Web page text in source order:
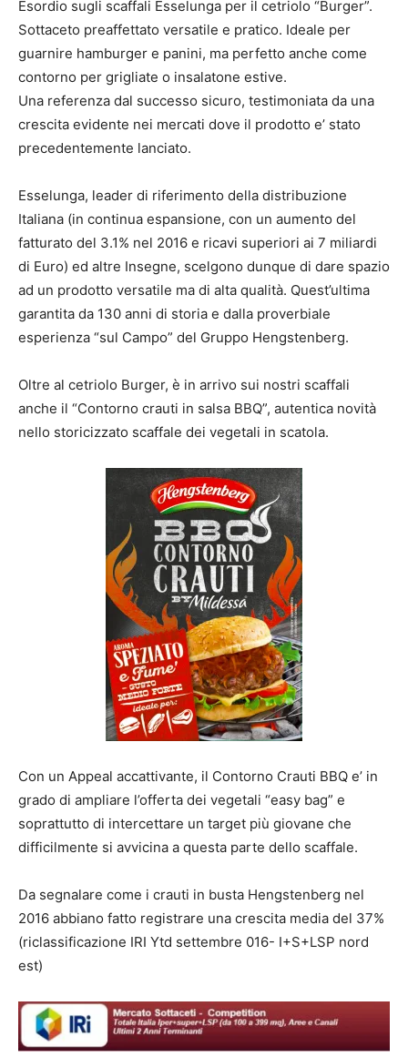
Esordio sugli scaffali Esselunga per il cetriolo “Burger”.
Sottaceto preaffettato versatile e pratico. Ideale per
guarnire hamburger e panini, ma perfetto anche come
contorno per grigliate o insalatone estive.
Una referenza dal successo sicuro, testimoniata da una
crescita evidente nei mercati dove il prodotto e’ stato
precedentemente lanciato.
Esselunga, leader di riferimento della distribuzione
Italiana (in continua espansione, con un aumento del
fatturato del 3.1% nel 2016 e ricavi superiori ai 7 miliardi
di Euro) ed altre Insegne, scelgono dunque di dare spazio
ad un prodotto versatile ma di alta qualità. Quest’ultima
garantita da 130 anni di storia e dalla proverbiale
esperienza “sul Campo” del Gruppo Hengstenberg.
Oltre al cetriolo Burger, è in arrivo sui nostri scaffali
anche il “Contorno crauti in salsa BBQ”, autentica novità
nello storicizzato scaffale dei vegetali in scatola.
Con un Appeal accattivante, il Contorno Crauti BBQ e’ in
grado di ampliare l’offerta dei vegetali “easy bag” e
soprattutto di intercettare un target più giovane che
difficilmente si avvicina a questa parte dello scaffale.
Da segnalare come i crauti in busta Hengstenberg nel
2016 abbiano fatto registrare una crescita media del 37%
(riclassificazione IRI Ytd settembre 016- I+S+LSP nord
est)